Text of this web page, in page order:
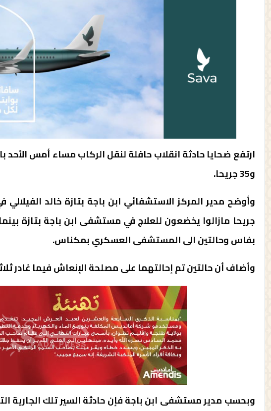
و35 جريحا.
جريحا مازالوا يخضعون للعلاج في مستشفى ابن باجة بتازة
بفاس وحالتين الى المستشفى العسكري بمكناس.
وأضاف أن حالتين تم إحالتهما على مصلحة الإنعاش فيما غادر
وبحسب مدير مستشفى ابن باجة فإن حادثة السير تلك الجارية